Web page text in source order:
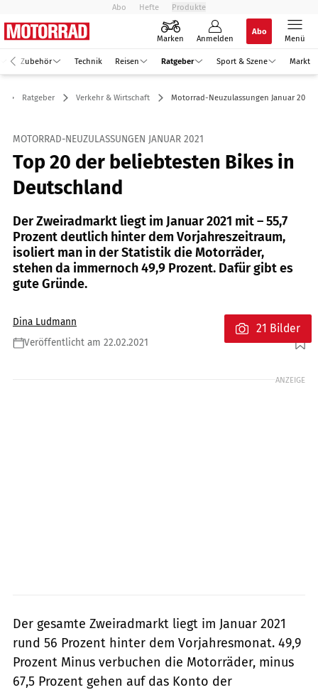
Abo Hefte Produkte
Marken Anmelden
Abo
Menü
Zubehör Technik Reisen Ratgeber Sport & Szene Markt
Ratgeber Verkehr & Wirtschaft Motorrad-Neuzulassungen Januar 2021
MOTORRAD-NEUZULASSUNGEN JANUAR 2021
Top 20 der beliebtesten Bikes in
Deutschland
Der Zweiradmarkt liegt im Januar 2021 mit – 55,7
Prozent deutlich hinter dem Vorjahreszeitraum,
isoliert man in der Statistik die Motorräder,
stehen da immernoch 49,9 Prozent. Dafür gibt es
gute Gründe.
Dina Ludmann
Veröffentlicht am 22.02.2021
Foto: Hersteller
21 Bilder
ANZEIGE
Der gesamte Zweiradmarkt liegt im Januar 2021
rund 56 Prozent hinter dem Vorjahresmonat. 49,9
Prozent Minus verbuchen die Motorräder, minus
67,5 Prozent gehen auf das Konto der